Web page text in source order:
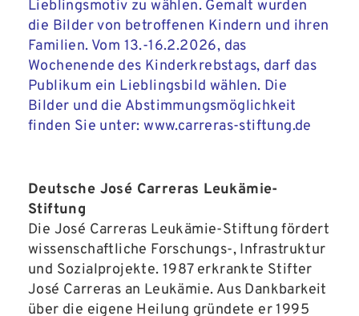
Lieblingsmotiv zu wählen. Gemalt wurden
die Bilder von betroffenen Kindern und ihren
Familien. Vom 13.-16.2.2026, das
Wochenende des Kinderkrebstags, darf das
Publikum ein Lieblingsbild wählen. Die
Bilder und die Abstimmungsmöglichkeit
finden Sie unter:www.carreras-stiftung.de
Deutsche José Carreras Leukämie-
Stiftung
Die José Carreras Leukämie-Stiftung fördert
wissenschaftliche Forschungs-, Infrastruktur
und Sozialprojekte. 1987 erkrankte Stifter
José Carreras an Leukämie. Aus Dankbarkeit
über die eigene Heilung gründete er 1995